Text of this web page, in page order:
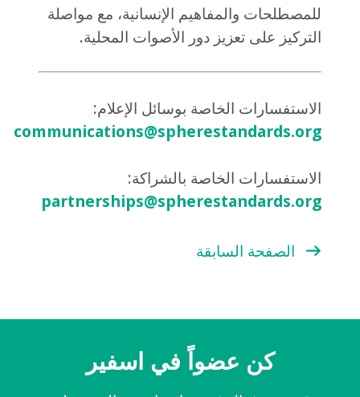
للمصطلحات والمفاهيم الإنسانية، مع مواصلة
التركيز على تعزيز دور الأصوات المحلية.
الاستفسارات الخاصة بوسائل الإعلام:
communications@spherestandards.org
الاستفسارات الخاصة بالشراكة:
partnerships@spherestandards.org
الصفحة السابقة
كن عضواً في اسفير